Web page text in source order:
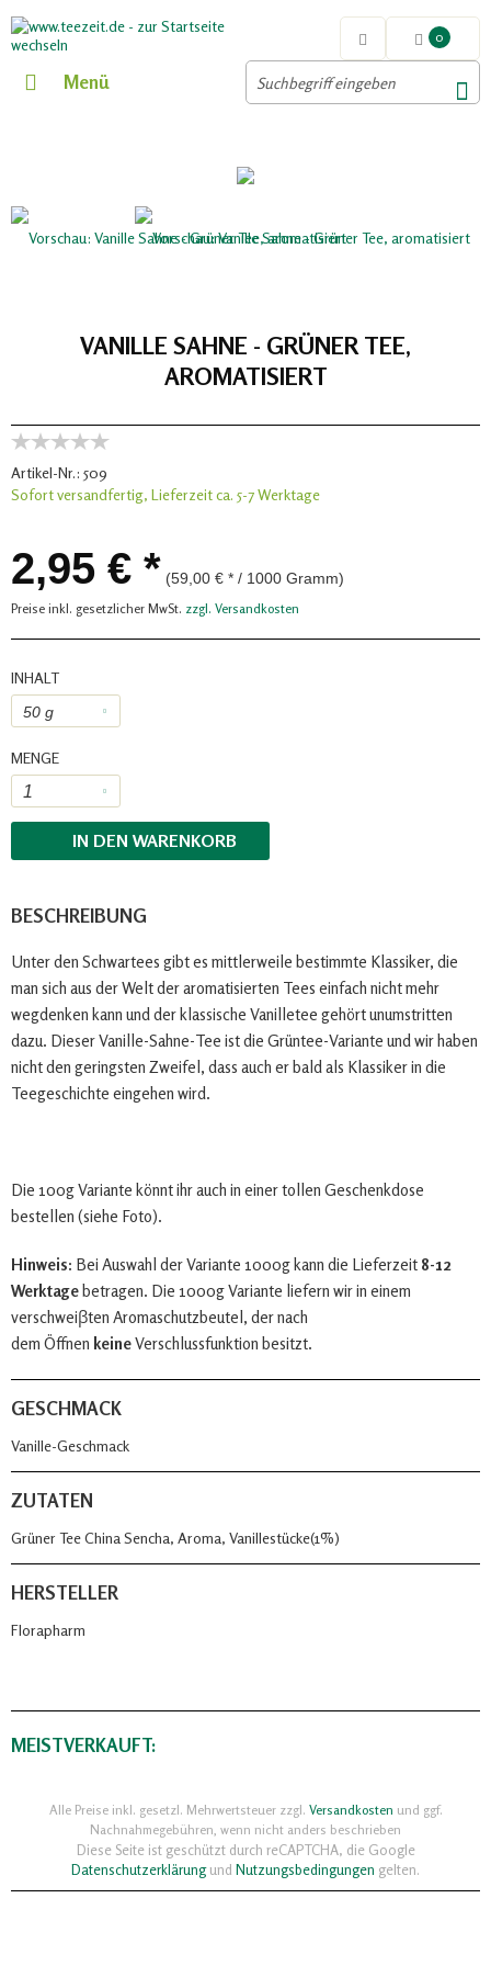
0
Menü
VANILLE SAHNE - GRÜNER TEE,
AROMATISIERT
Artikel-Nr.: 509
Sofort versandfertig, Lieferzeit ca. 5-7 Werktage
2,95 € * (59,00 € * / 1000 Gramm)
Preise inkl. gesetzlicher MwSt. zzgl. Versandkosten
INHALT
MENGE
IN DEN WARENKORB
BESCHREIBUNG
Unter den Schwartees gibt es mittlerweile bestimmte Klassiker, die
man sich aus der Welt der aromatisierten Tees einfach nicht mehr
wegdenken kann und der klassische Vanilletee gehört unumstritten
dazu. Dieser Vanille-Sahne-Tee ist die Grüntee-Variante und wir haben
nicht den geringsten Zweifel, dass auch er bald als Klassiker in die
Teegeschichte eingehen wird.
Die 100g Variante könnt ihr auch in einer tollen Geschenkdose
bestellen (siehe Foto).
Hinweis: Bei Auswahl der Variante 1000g kann die Lieferzeit 8-12
Werktagebetragen. Die 1000g Variante liefern wir in einem
verschweiβten Aromaschutzbeutel, der nach
dem Öffnen keineVerschlussfunktion besitzt.
GESCHMACK
Vanille-Geschmack
ZUTATEN
Grüner Tee China Sencha, Aroma, Vanillestücke(1%)
HERSTELLER
Florapharm
MEISTVERKAUFT:
Alle Preise inkl. gesetzl. Mehrwertsteuer zzgl. Versandkosten und ggf.
Nachnahmegebühren, wenn nicht anders beschrieben
Diese Seite ist geschützt durch reCAPTCHA, die Google
Datenschutzerklärungund Nutzungsbedingungen gelten.